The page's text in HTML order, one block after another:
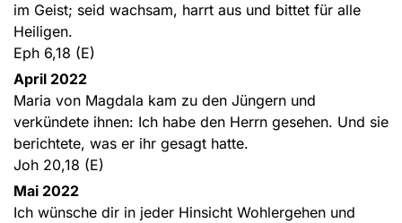
im Geist; seid wachsam, harrt aus und bittet für alle
Heiligen.
Eph 6,18 (E)
April 2022
Maria von Magdala kam zu den Jüngern und
verkündete ihnen: Ich habe den Herrn gesehen. Und sie
berichtete, was er ihr gesagt hatte.
Joh 20,18 (E)
Mai 2022
Ich wünsche dir in jeder Hinsicht Wohlergehen und